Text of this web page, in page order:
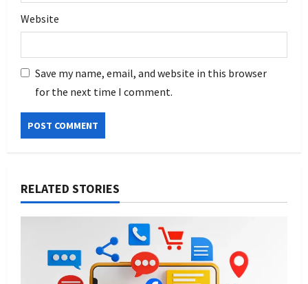
Website
Save my name, email, and website in this browser
for the next time I comment.
RELATED STORIES